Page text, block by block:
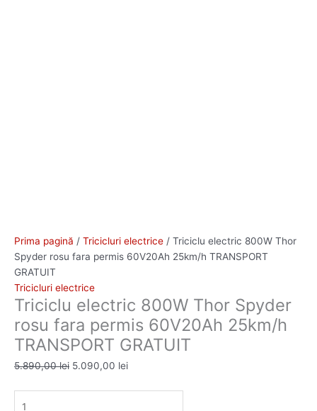
Prima pagină / Tricicluri electrice / Triciclu electric 800W Thor
Spyder rosu fara permis 60V20Ah 25km/h TRANSPORT
GRATUIT
Tricicluri electrice
Triciclu electric 800W Thor Spyder
rosu fara permis 60V20Ah 25km/h
TRANSPORT GRATUIT
5.890,00lei 5.090,00 lei